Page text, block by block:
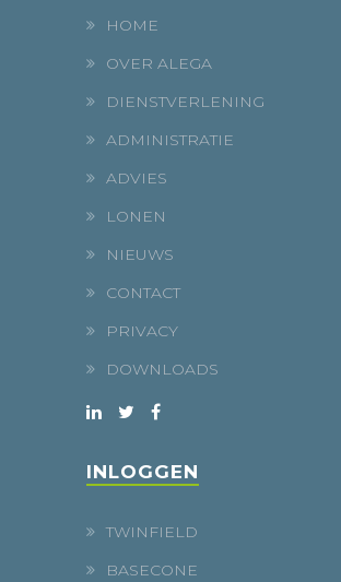
HOME
OVER ALEGA
DIENSTVERLENING
ADMINISTRATIE
ADVIES
LONEN
NIEUWS
CONTACT
PRIVACY
DOWNLOADS
INLOGGEN
TWINFIELD
BASECONE